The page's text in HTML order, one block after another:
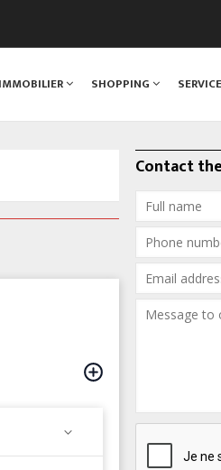
IMMOBILIER SHOPPING
Contact